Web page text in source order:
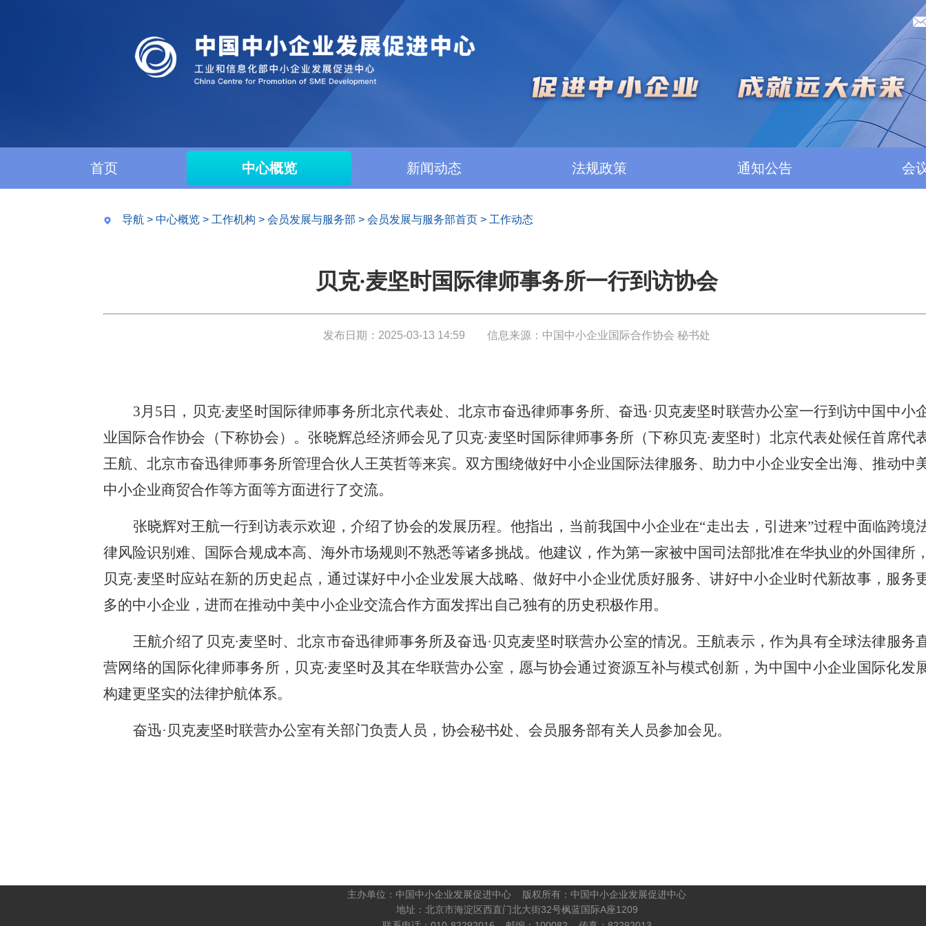
首页 中心概览 新闻动态 法规政策 通知公告 会
导航 > 中心概览 > 工作机构 > 会员发展与服务部 > 会员发展与服务部首页 > 工作动态
贝克∙麦坚时国际律师事务所一行到访协会
发布日期：2025-03-13 14:59 信息来源：中国中小企业国际合作协会 秘书处
3月5日，贝克∙麦坚时国际律师事务所北京代表处、北京市奋迅律师事务所、奋迅·贝克麦坚时联营办公室一行到访中国中小
业国际合作协会（下称协会）。张晓辉总经济师会见了贝克∙麦坚时国际律师事务所（下称贝克∙麦坚时）北京代表处候任首席代
王航、北京市奋迅律师事务所管理合伙人王英哲等来宾。双方围绕做好中小企业国际法律服务、助力中小企业安全出海、推动中
中小企业商贸合作等方面等方面进行了交流。
张晓辉对王航一行到访表示欢迎，介绍了协会的发展历程。他指出，当前我国中小企业在“走出去，引进来”过程中面临跨境
律风险识别难、国际合规成本高、海外市场规则不熟悉等诸多挑战。他建议，作为第一家被中国司法部批准在华执业的外国律所
贝克∙麦坚时应站在新的历史起点，通过谋好中小企业发展大战略、做好中小企业优质好服务、讲好中小企业时代新故事，服务
多的中小企业，进而在推动中美中小企业交流合作方面发挥出自己独有的历史积极作用。
王航介绍了贝克∙麦坚时、北京市奋迅律师事务所及奋迅·贝克麦坚时联营办公室的情况。王航表示，作为具有全球法律服务
营网络的国际化律师事务所，贝克∙麦坚时及其在华联营办公室，愿与协会通过资源互补与模式创新，为中国中小企业国际化发
构建更坚实的法律护航体系。
奋迅·贝克麦坚时联营办公室有关部门负责人员，协会秘书处、会员服务部有关人员参加会见。
主办单位：中国中小企业发展促进中心 版权所有：中国中小企业发展促进中心
地址：北京市海淀区西直门北大街32号枫蓝国际A座1209